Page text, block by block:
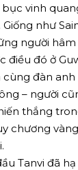
vinh
như
người
điều đó ở
đàn anh
– người
thắng
chương
Tanvi đã